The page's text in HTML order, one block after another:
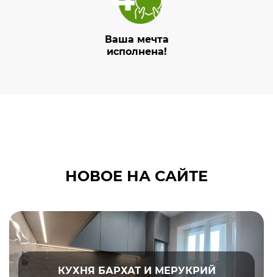
Ваша мечта
исполнена!
НОВОЕ НА САЙТЕ
КУХНЯ БАРХАТ И МЕРУКРИЙ